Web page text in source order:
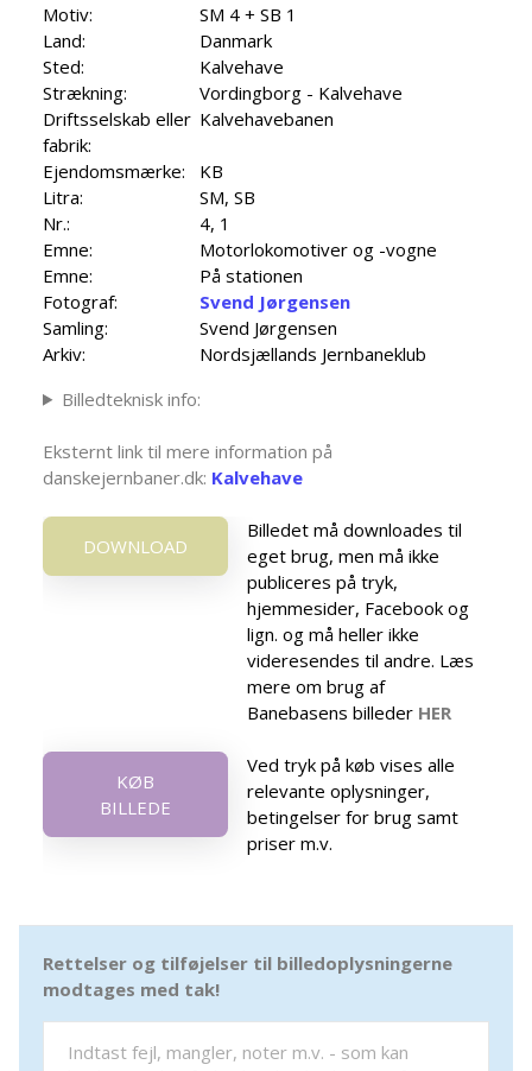
Motiv:
SM 4 + SB 1
Land:
Danmark
Sted:
Kalvehave
Strækning:
Vordingborg - Kalvehave
Driftsselskab eller
fabrik:
Kalvehavebanen
Ejendomsmærke:
KB
Litra:
SM, SB
Nr.:
4, 1
Emne:
Motorlokomotiver og -vogne
Emne:
På stationen
Fotograf:
Svend Jørgensen
Samling:
Svend Jørgensen
Arkiv:
Nordsjællands Jernbaneklub
Billedteknisk info:
Eksternt link til mere information på
danskejernbaner.dk: Kalvehave
DOWNLOAD
Billedet må downloades til
eget brug, men må ikke
publiceres på tryk,
hjemmesider, Facebook og
lign. og må heller ikke
videresendes til andre. Læs
mere om brug af
Banebasens billeder HER
KØB
BILLEDE
Ved tryk på køb vises alle
relevante oplysninger,
betingelser for brug samt
priser m.v.
Rettelser og tilføjelser til billedoplysningerne
modtages med tak!